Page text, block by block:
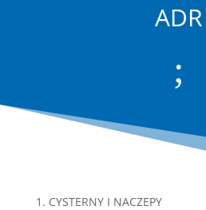
ADR
;
1. CYSTERNY I NACZEPY